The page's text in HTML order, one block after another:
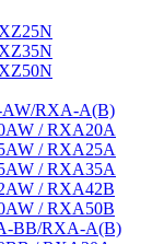
RXA-A(B)
/ RXA20A
/ RXA25A
/ RXA35A
/ RXA42B
/ RXA50B
BB/RXA-A(B)